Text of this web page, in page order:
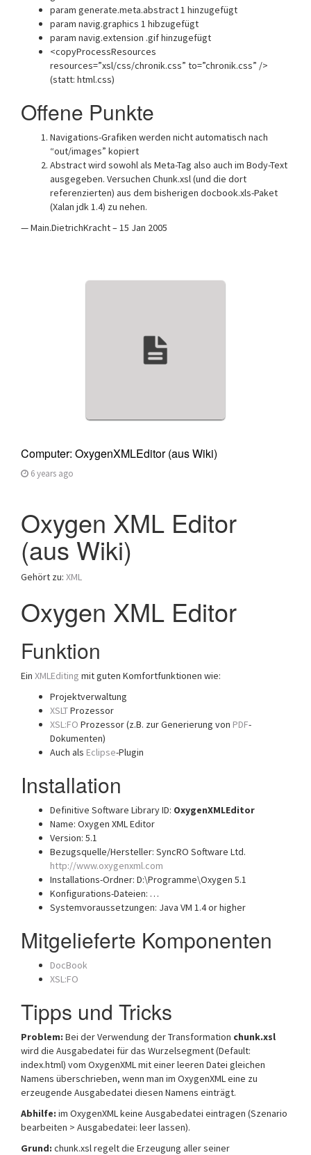
param generate.meta.abstract 1 hinzugefügt
param navig.graphics 1 hibzugefügt
param navig.extension .gif hinzugefügt
<copyProcessResources
resources=”xsl/css/chronik.css” to=”chronik.css” />
(statt: html.css)
Offene Punkte
Navigations-Grafiken werden nicht automatisch nach
“out/images” kopiert
Abstract wird sowohl als Meta-Tag also auch im Body-Text
ausgegeben. Versuchen Chunk.xsl (und die dort
referenzierten) aus dem bisherigen docbook.xls-Paket
(Xalan jdk 1.4) zu nehen.
— Main.DietrichKracht – 15 Jan 2005
Computer: OxygenXMLEditor (aus Wiki)
6 years ago
Oxygen XML Editor
(aus Wiki)
Gehört zu: XML
Oxygen XML Editor
Funktion
Ein XMLEditing mit guten Komfortfunktionen wie:
Projektverwaltung
XSLTProzessor
XSL:FO Prozessor (z.B. zur Generierung von PDF-
Dokumenten)
Auch als Eclipse-Plugin
Installation
Definitive Software Library ID: OxygenXMLEditor
Name: Oxygen XML Editor
Version: 5.1
Bezugsquelle/Hersteller: SyncRO Software Ltd.
http://www.oxygenxml.com
Installations-Ordner: D:\Programme\Oxygen 5.1
Konfigurations-Dateien: …
Systemvoraussetzungen: Java VM 1.4 or higher
Mitgelieferte Komponenten
DocBook
XSL:FO
Tipps und Tricks
Problem: Bei der Verwendung der Transformation chunk.xsl
wird die Ausgabedatei für das Wurzelsegment (Default:
index.html) vom OxygenXML mit einer leeren Datei gleichen
Namens überschrieben, wenn man im OxygenXML eine zu
erzeugende Ausgabedatei diesen Namens einträgt.
Abhilfe: im OxygenXML keine Ausgabedatei eintragen (Szenario
bearbeiten > Ausgabedatei: leer lassen).
Grund: chunk.xsl regelt die Erzeugung aller seiner